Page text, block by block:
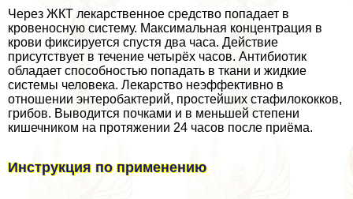
Через ЖКТ лекарственное средство попадает в
кровеносную систему. Максимальная концентрация в
крови фиксируется спустя два часа. Действие
присутствует в течение четырёх часов. Антибиотик
обладает способностью попадать в ткани и жидкие
системы человека. Лекарство неэффективно в
отношении энтеробактерий, простейших стафилококков,
грибов. Выводится почками и в меньшей степени
кишечником на протяжении 24 часов после приёма.
Инструкция по применению